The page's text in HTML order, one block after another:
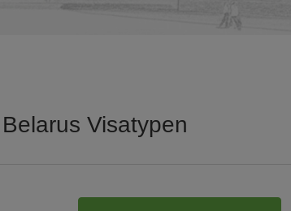
Belarus Visatypen